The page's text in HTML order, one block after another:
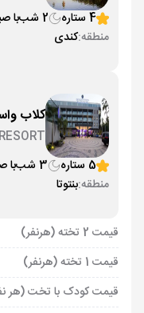
4 ستاره
2 شب با
منطقه:کندی
کلاب
5 ستاره
3 شب با
منطقه:بنتوتا
قیمت 2 تخته (هرنفر)
قیمت 1 تخته (هرنفر)
قیمت کودک با تخت (هر